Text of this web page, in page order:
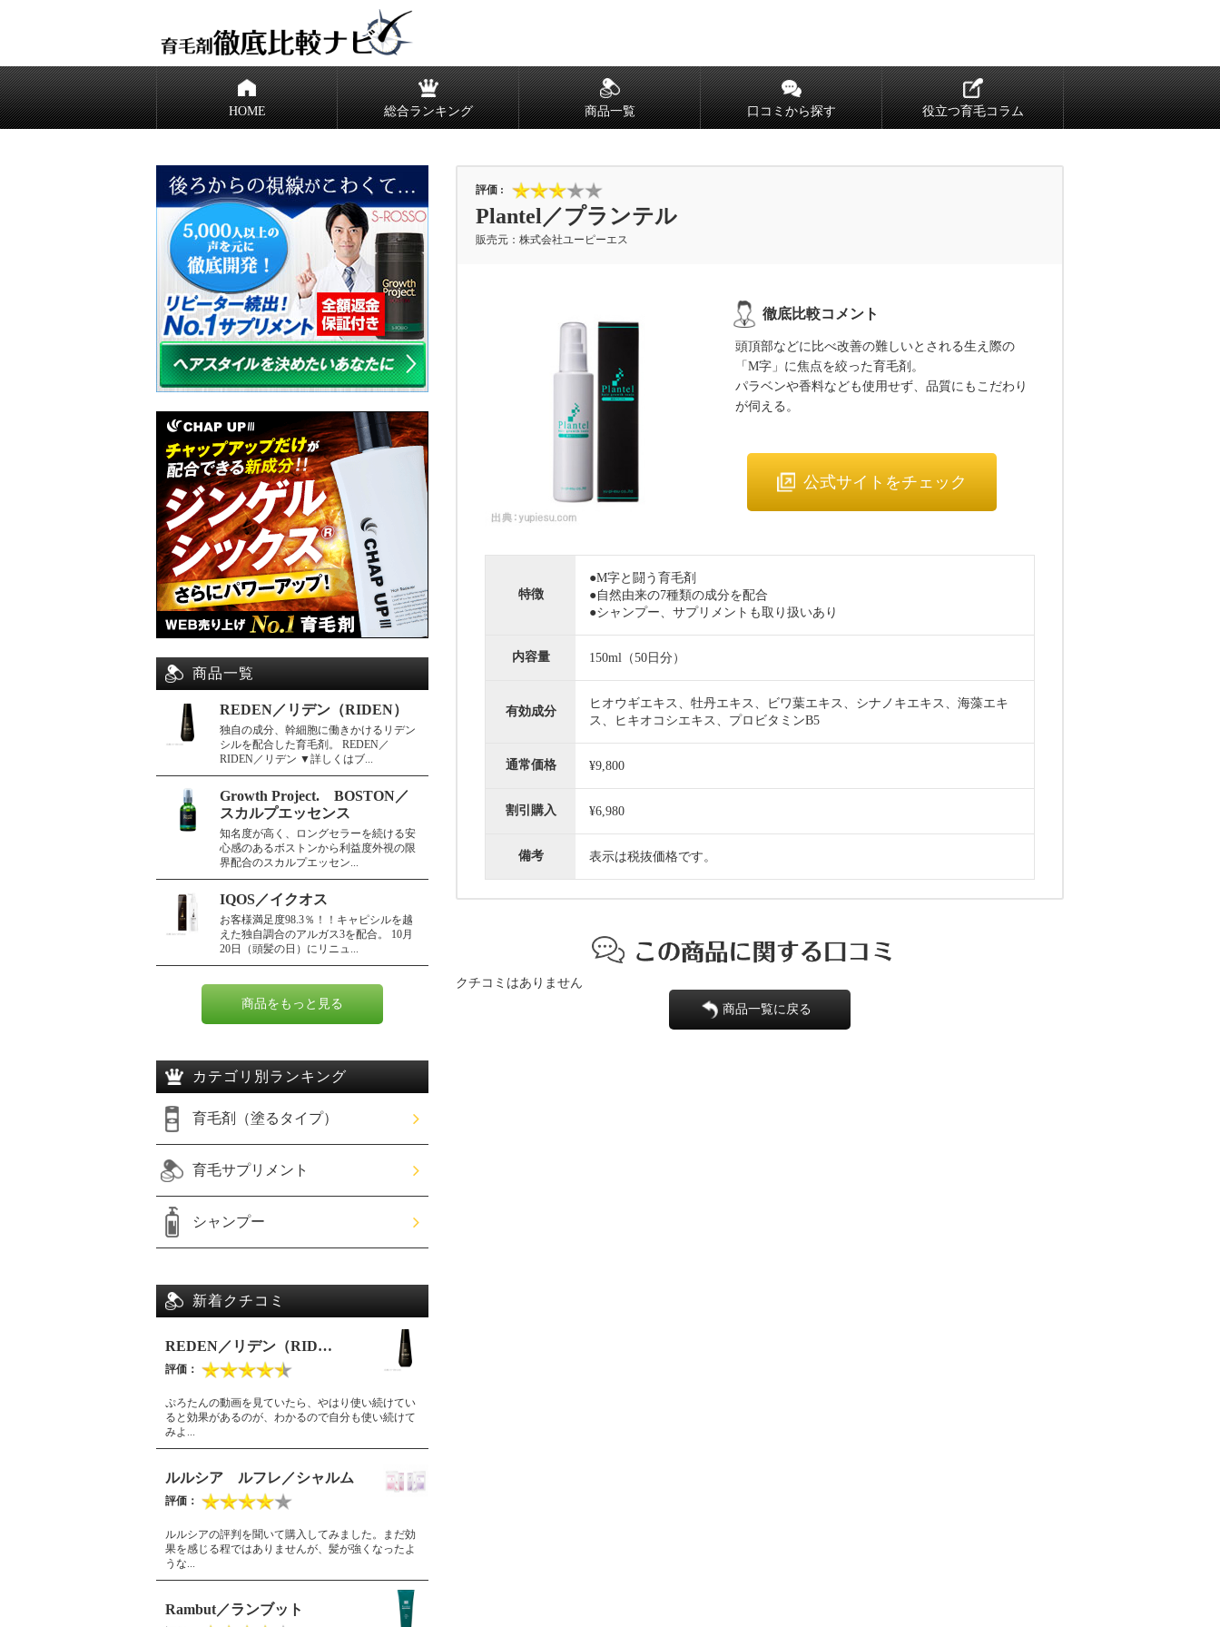
HOME 総合ランキング 商品一覧 口コミから探す 役立つ育毛コラム
Plantel／プランテル
株式会社ユーピーエス
頭頂部などに比べ改善の難しいとされる生え際の
「M字」に焦点を絞った育毛剤。
パラベンや香料なども使用せず、品質にもこだわり
が伺える。
公式サイトをチェック
特徴
●M字と闘う育毛剤
●自然由来の7種類の成分を配合
●シャンプー、サプリメントも取り扱いあり
内容量 150ml（50日分）
有効成分
ヒオウギエキス、牡丹エキス、ビワ葉エキス、シナノキエキス、海藻エキ
ス、ヒキオコシエキス、プロビタミンB5
通常価格 ¥9,800
割引購入 ¥6,980
備考 表示は税抜価格です。
クチコミはありません
商品一覧に戻る
商品一覧
REDEN／リデン（RIDEN）
独自の成分、幹細胞に働きかけるリデン
シルを配合した育毛剤。 REDEN／
RIDEN／リデン ▼詳しくはブ...
Growth Project. BOSTON／
スカルプエッセンス
知名度が高く、ロングセラーを続ける安
心感のあるボストンから利益度外視の限
界配合のスカルプエッセン...
IQOS／イクオス
お客様満足度98.3％！！キャピシルを越
えた独自調合のアルガス3を配合。 10月
20日（頭髪の日）にリニュ...
商品をもっと見る
カテゴリ別ランキング
育毛剤（塗るタイプ）
育毛サプリメント
シャンプー
新着クチコミ
REDEN／リデン（RID…
ぷろたんの動画を見ていたら、やはり使い続けてい
ると効果があるのが、わかるので自分も使い続けて
みよ...
ルルシア ルフレ／シャルム
ルルシアの評判を聞いて購入してみました。まだ効
果を感じる程ではありませんが、髪が強くなったよ
うな...
Rambut／ランブット